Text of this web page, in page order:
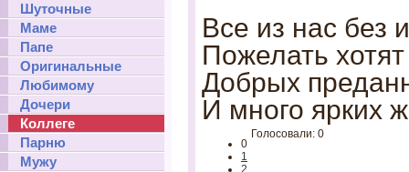
Шуточные
Маме
Папе
Оригинальные
Любимому
Дочери
Коллеге
Парню
Мужу
Все из нас без
Пожелать
Добрых
И много ярких
0
1
2
Голосовали: 0